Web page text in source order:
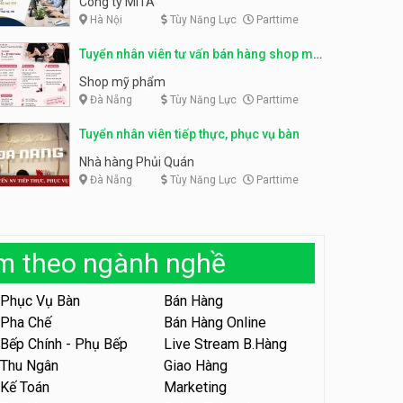
parttime
Tuyển nhân viên đóng gói
Shop online
Tuyển nhân viên phục vụ
động
Khu vui chơi May Town
Tuyển nhân viên tư vấn bán
Tuyển nhân viên bán hàng,
giữ xe parttime – Kibo Kid
KIBO KIDS
Tuyển nhân viên edit ảnh,
video parttime
Công ty
Hà Nội Tùy Năng Lực Parttime
Tuyển nhân viên tư vấn bán hàng shop mỹ
phẩm
Shop mỹ phẩm
Đà Nẵng Tùy Năng Lực Parttime
Tuyển nhân viên tiếp thực, phục vụ bàn
Nhà hàng Phủi Quán
Đà Nẵng Tùy Năng Lực Parttime
theo ngành nghề
Phục Vụ Bàn
Bán Hàng
Pha Chế
Bán Hàng Online
Bếp Chính - Phụ Bếp
Live Stream B.Hàng
Thu Ngân
Giao Hàng
Kế Toán
Marketing